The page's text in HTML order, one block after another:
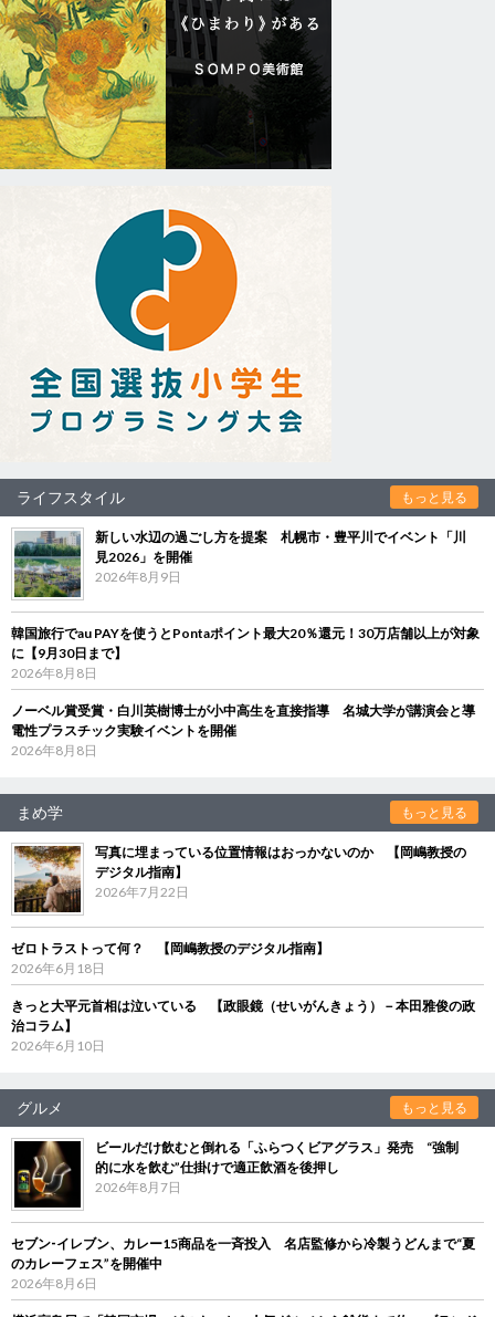
ライフスタイル もっと見る
新しい水辺の過ごし方を提案 札幌市・豊平川でイベント「川
見2026」を開催
2026年8月9日
韓国旅行でau PAYを使うとPontaポイント最大20％還元！30万店舗以上が対象
に【9月30日まで】
2026年8月8日
ノーベル賞受賞・白川英樹博士が小中高生を直接指導 名城大学が講演会と導
電性プラスチック実験イベントを開催
2026年8月8日
まめ学 もっと見る
写真に埋まっている位置情報はおっかないのか 【岡嶋教授の
デジタル指南】
2026年7月22日
ゼロトラストって何？ 【岡嶋教授のデジタル指南】
2026年6月18日
きっと大平元首相は泣いている 【政眼鏡（せいがんきょう）－本田雅俊の政
治コラム】
2026年6月10日
グルメ もっと見る
ビールだけ飲むと倒れる「ふらつくビアグラス」発売 “強制
的に水を飲む”仕掛けで適正飲酒を後押し
2026年8月7日
セブン‐イレブン、カレー15商品を一斉投入 名店監修から冷製うどんまで“夏
のカレーフェス”を開催中
2026年8月6日